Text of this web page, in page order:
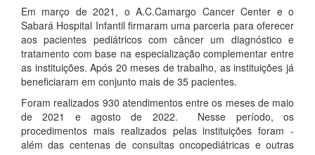
Em março de 2021, o A.C.Camargo Cancer Center e o
Sabará Hospital Infantil firmaram uma parceria para oferecer
aos pacientes pediátricos com câncer um diagnóstico e
tratamento com base na especialização complementar entre
as instituições. Após 20 meses de trabalho, as instituições já
beneficiaram em conjunto mais de 35 pacientes.
Foram realizados 930 atendimentos entre os meses de maio
de 2021 e agosto de 2022. Nesse período, os
procedimentos mais realizados pelas instituições foram -
além das centenas de consultas oncopediátricas e outras